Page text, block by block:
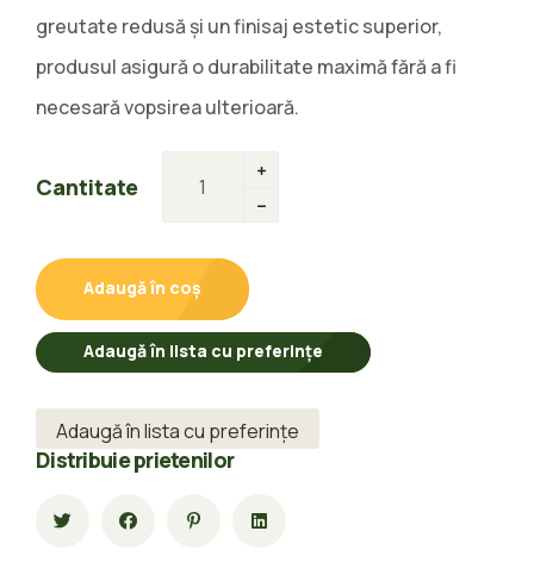
greutate redusă și un finisaj estetic superior,
produsul asigură o durabilitate maximă fără a fi
necesară vopsirea ulterioară.
Cantitate
Adaugă în coș
Adaugă în lista cu preferințe
Adaugă în lista cu preferințe
Distribuie prietenilor